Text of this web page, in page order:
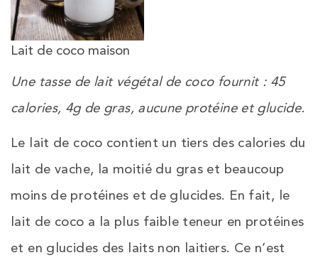
Lait de coco maison
Une tasse de lait végétal de coco fournit : 45
calories, 4g de gras, aucune protéine et glucide.
Le lait de coco contient un tiers des calories du
lait de vache, la moitié du gras et beaucoup
moins de protéines et de glucides. En fait, le
lait de coco a la plus faible teneur en protéines
et en glucides des laits non laitiers. Ce n’est